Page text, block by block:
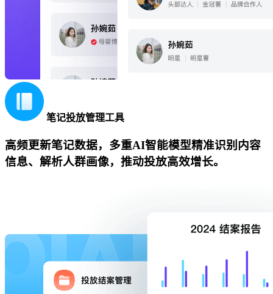
笔记投放管理工具
高频更新笔记数据，多重AI智能模型精准识别内容
信息、解析人群画像，推动投放高效增长。